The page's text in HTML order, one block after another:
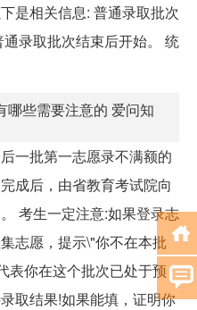
是相关信息: 普通录取批次
录取批次结束后开始。 统
哪些需要注意的 爱问知
一批第一志愿录不满额的
成后，由省教育考试院向
考生一定注意:如果登录志
志愿，提示\"你不在本批
表你在这个批次已处于预
取结果!如果能填，证明你